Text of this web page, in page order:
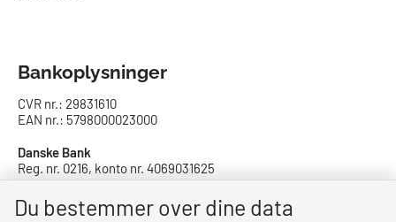
Bankoplysninger
CVR nr.: 29831610
EAN nr.: 5798000023000
Danske Bank
Reg. nr. 0216, konto nr. 4069031625
IBAN: DK8402164069031625
SWIFT: DABADKKK
Du bestemmer over dine data